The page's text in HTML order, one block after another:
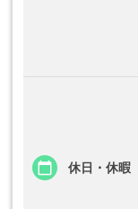
休日・休暇